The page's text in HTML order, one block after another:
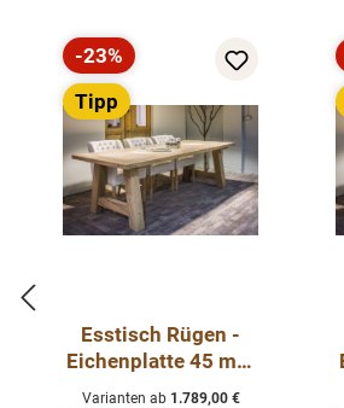
Das Öl gibt dem Holz eine
gegen Kratzer und Wasser.
Es ist sehr einfach anzuwenden
für normale, wie auch für extreme
Öl behandelten Oberflächen.
Weichholz geeignet. Besonders für
Porosität.
Es kann auch an Türen, Fenstern,
Rabatt
-23%
Tipp
Esstisch Rügen -
Eichenplatte 45 mm
mit A-Holzgestell
Varianten ab1.789,00 €